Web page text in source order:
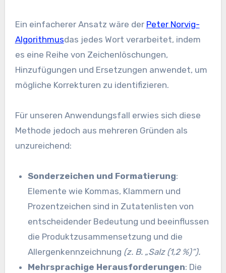
Ein einfacherer Ansatz wäre der Peter Norvig-
Algorithmusdas jedes Wort verarbeitet, indem
es eine Reihe von Zeichenlöschungen,
Hinzufügungen und Ersetzungen anwendet, um
mögliche Korrekturen zu identifizieren.
Für unseren Anwendungsfall erwies sich diese
Methode jedoch aus mehreren Gründen als
unzureichend:
Sonderzeichen und Formatierung:
Elemente wie Kommas, Klammern und
Prozentzeichen sind in Zutatenlisten von
entscheidender Bedeutung und beeinflussen
die Produktzusammensetzung und die
Allergenkennzeichnung (z. B. „Salz (1,2 %)“).
Mehrsprachige Herausforderungen: Die